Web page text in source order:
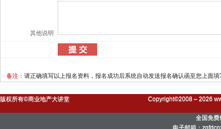
其他说明
备注： 请正确填写以上报名资料，报名成功后系统自动发送报名确认函至您上面
版权所有©商业地产大讲堂 Copyright©2008 – 2026
全国免
电子邮箱：